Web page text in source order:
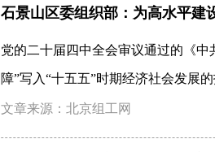
石景山区委组织部：为高水平建
党的二十届四中全会审议通过的《
障”写入“十五五”时期经济社会发展
文章来源：北京组工网